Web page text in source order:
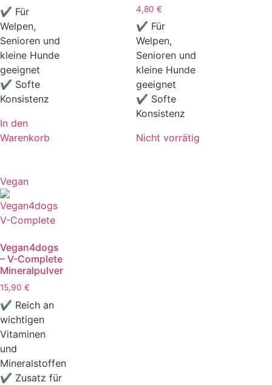
✔ Für
Welpen,
Senioren und
kleine Hunde
geeignet
✔ Softe
Konsistenz
In den
Warenkorb
4,80 €
✔ Für
Welpen,
Senioren und
kleine Hunde
geeignet
✔ Softe
Konsistenz
Nicht vorrätig
Vegan
Vegan4dogs
– V-Complete
Mineralpulver
15,90 €
✔ Reich an
wichtigen
Vitaminen
und
Mineralstoffen
✔ Zusatz für